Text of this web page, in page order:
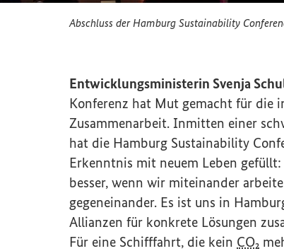
Abschluss der Hamburg Sustainability
Entwicklungsministerin Svenja
Konferenz hat Mut gemacht für die
Zusammenarbeit. Inmitten einer
hat die Hamburg Sustainability
Erkenntnis mit neuem Leben gefüllt:
besser, wenn wir miteinander
gegeneinander. Es ist uns in
Allianzen für konkrete Lösungen
Für eine Schifffahrt, die kein CO₂